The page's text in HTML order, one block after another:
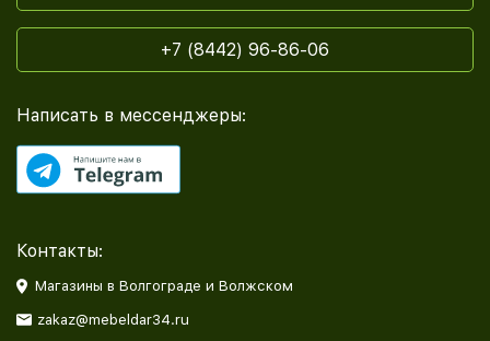
+7 (8442) 96-86-06
Написать в мессенджеры:
Контакты:
Магазины в Волгограде и Волжском
zakaz@mebeldar34.ru